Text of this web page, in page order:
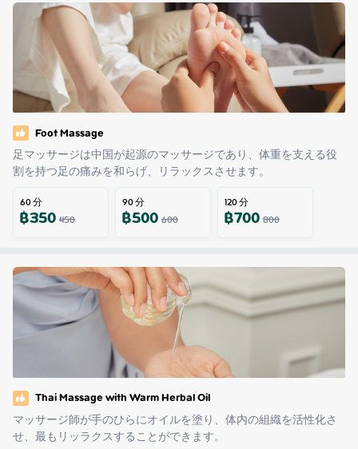
Foot Massage
足マッサージは中国が起源のマッサージであり、体重を支える役
割を持つ足の痛みを和らげ、リラックスさせます。
60分
฿350450
90分
฿500600
120分
฿700800
Thai Massage with Warm Herbal Oil
マッサージ師が手のひらにオイルを塗り、体内の組織を活性化さ
せ、最もリッラクスすることができます。